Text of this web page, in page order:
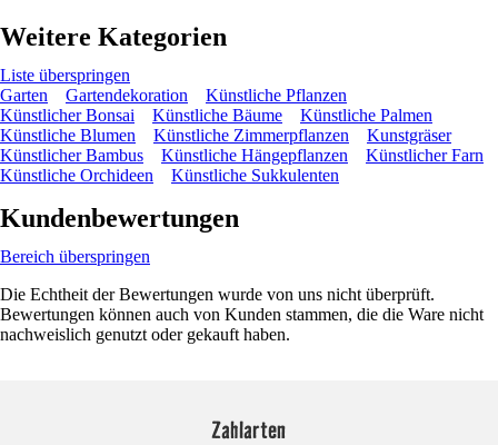
Weitere Kategorien
Liste überspringen
Garten
Gartendekoration
Künstliche Pflanzen
Künstlicher Bonsai
Künstliche Bäume
Künstliche Palmen
Künstliche Blumen
Künstliche Zimmerpflanzen
Kunstgräser
Künstlicher Bambus
Künstliche Hängepflanzen
Künstlicher Farn
Künstliche Orchideen
Künstliche Sukkulenten
Kundenbewertungen
Bereich überspringen
Die Echtheit der Bewertungen wurde von uns nicht überprüft.
Bewertungen können auch von Kunden stammen, die die Ware nicht
nachweislich genutzt oder gekauft haben.
Zahlarten